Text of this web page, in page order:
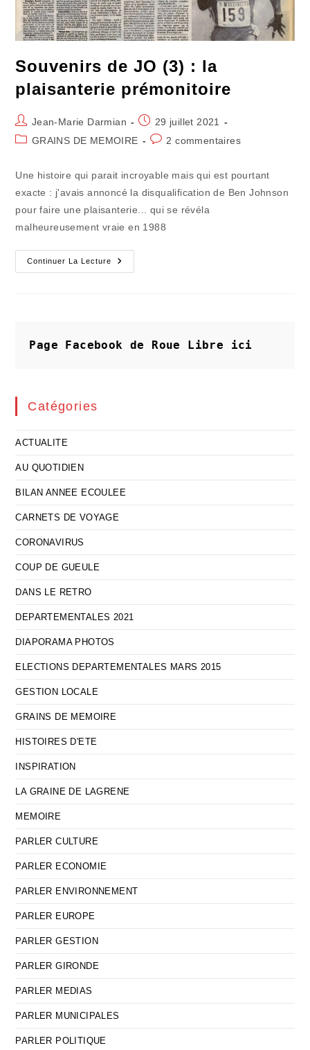
Souvenirs de JO (3) : la
plaisanterie prémonitoire
Auteur/autrice
de
Jean-Marie Darmian
Publication
publiée :
29 juillet 2021
PostGRAINS DE MEMOIRE
Commentaires
publication :
2 commentaires
Une histoire qui parait incroyable mais qui est pourtant
exacte : j'avais annoncé la disqualification de Ben Johnson
pour faire une plaisanterie... qui se révéla
malheureusement vraie en 1988
Continuer La Lecture
Souvenirs
De
Page Facebook de Roue Libre ici
Catégories
ACTUALITE
AU QUOTIDIEN
BILAN ANNEE ECOULEE
CARNETS DE VOYAGE
CORONAVIRUS
COUP DE GUEULE
DANS LE RETRO
DEPARTEMENTALES 2021
DIAPORAMA PHOTOS
ELECTIONS DEPARTEMENTALES MARS 2015
GESTION LOCALE
GRAINS DE MEMOIRE
HISTOIRES D'ETE
INSPIRATION
LA GRAINE DE LAGRENE
MEMOIRE
PARLER CULTURE
PARLER ECONOMIE
PARLER ENVIRONNEMENT
PARLER EUROPE
PARLER GESTION
PARLER GIRONDE
PARLER MEDIAS
PARLER MUNICIPALES
PARLER POLITIQUE